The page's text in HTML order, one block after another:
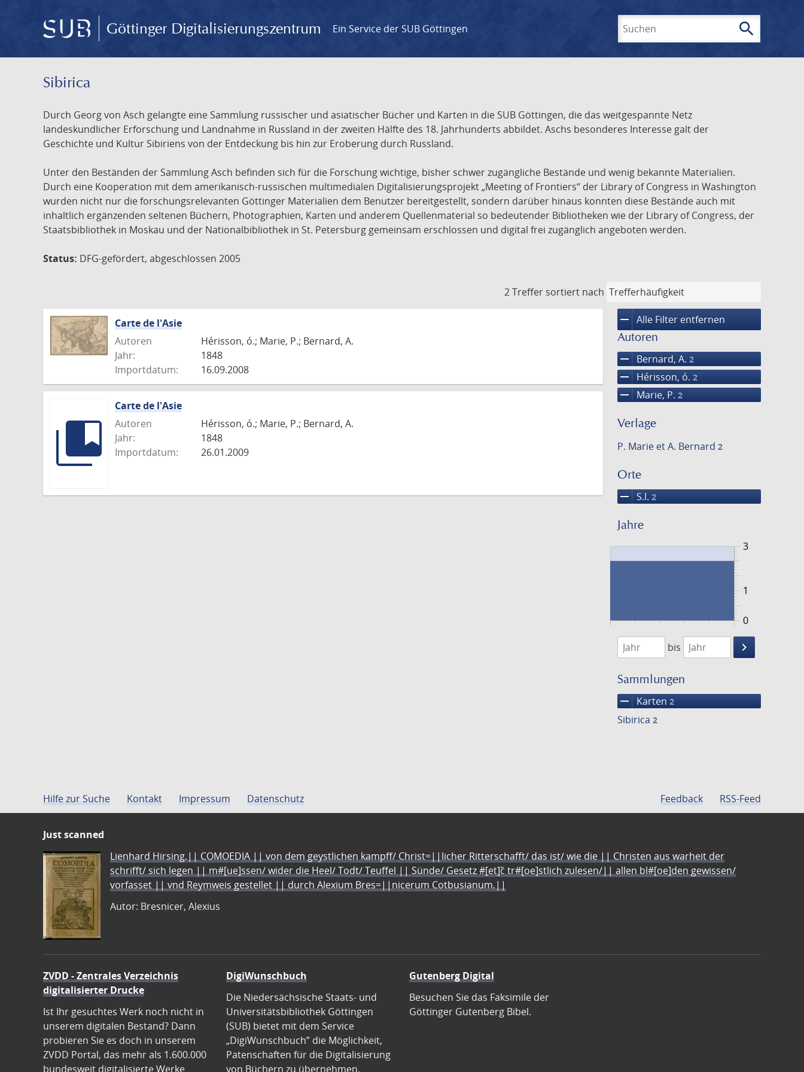
Göttinger Digitalisierungszentrum Ein Service der SUB Göttingen search
Sibirica
Durch Georg von Asch gelangte eine Sammlung russischer und asiatischer Bücher und Karten in die SUB Göttingen, die das weitgespannte Netz
landeskundlicher Erforschung und Landnahme in Russland in der zweiten Hälfte des 18. Jahrhunderts abbildet. Aschs besonderes Interesse galt der
Geschichte und Kultur Sibiriens von der Entdeckung bis hin zur Eroberung durch Russland.
Unter den Beständen der Sammlung Asch befinden sich für die Forschung wichtige, bisher schwer zugängliche Bestände und wenig bekannte Materialien.
Durch eine Kooperation mit dem amerikanisch-russischen multimedialen Digitalisierungsprojekt „Meeting of Frontiers“ der Library of Congress in Washington
wurden nicht nur die forschungsrelevanten Göttinger Materialien dem Benutzer bereitgestellt, sondern darüber hinaus konnten diese Bestände auch mit
inhaltlich ergänzenden seltenen Büchern, Photographien, Karten und anderem Quellenmaterial so bedeutender Bibliotheken wie der Library of Congress, der
Staatsbibliothek in Moskau und der Nationalbibliothek in St. Petersburg gemeinsam erschlossen und digital frei zugänglich angeboten werden.
Status: DFG-gefördert, abgeschlossen 2005
2 Treffer sortiert nach
remove Alle Filter entfernen
Autoren
remove Bernard, A. 2
remove Hérisson, ó. 2
remove Marie, P. 2
Verlage
P. Marie et A. Bernard 2
Orte
remove S.l. 2
Jahre
0
3
1
1848
1849
bis
keyboard_arrow_right
Suche
Sammlungen
remove Karten 2
Sibirica 2
Carte de l'Asie
Autoren
Hérisson, ó.; Marie, P.; Bernard, A.
Jahr:
1848
Importdatum:
16.09.2008
Carte de l'Asie
Autoren
Hérisson, ó.; Marie, P.; Bernard, A.
Jahr:
1848
Importdatum:
26.01.2009
Hilfe zur Suche Kontakt Impressum Datenschutz Feedback RSS-Feed
Just scanned
Lienhard Hirsing.|| COMOEDIA || von dem geystlichen kampff/ Christ=||licher Ritterschafft/ das ist/ wie die || Christen aus warheit der
schrifft/ sich legen || m#[ue]ssen/ wider die Heel/ Todt/ Teuffel || Sünde/ Gesetz #[et]c̃ tr#[oe]stlich zulesen/|| allen bl#[oe]den gewissen/
vorfasset || vnd Reymweis gestellet || durch Alexium Bres=||nicerum Cotbusianum.||
Autor: Bresnicer, Alexius
ZVDD - Zentrales Verzeichnis
digitalisierter Drucke
Ist Ihr gesuchtes Werk noch nicht in
unserem digitalen Bestand? Dann
probieren Sie es doch in unserem
ZVDD Portal, das mehr als 1.600.000
bundesweit digitalisierte Werke
DigiWunschbuch
Die Niedersächsische Staats- und
Universitätsbibliothek Göttingen
(SUB) bietet mit dem Service
„DigiWunschbuch” die Möglichkeit,
Patenschaften für die Digitalisierung
von Büchern zu übernehmen.
Gutenberg Digital
Besuchen Sie das Faksimile der
Göttinger Gutenberg Bibel.